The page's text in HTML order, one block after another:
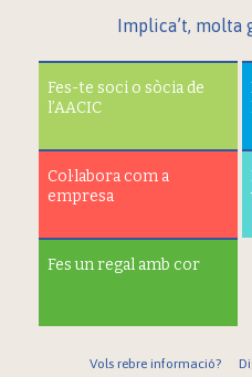
Implica’t, molta
Fes-te soci o sòcia de
l’AACIC
Col·labora com a
empresa
Fes un regal amb cor
Vols rebre informació?